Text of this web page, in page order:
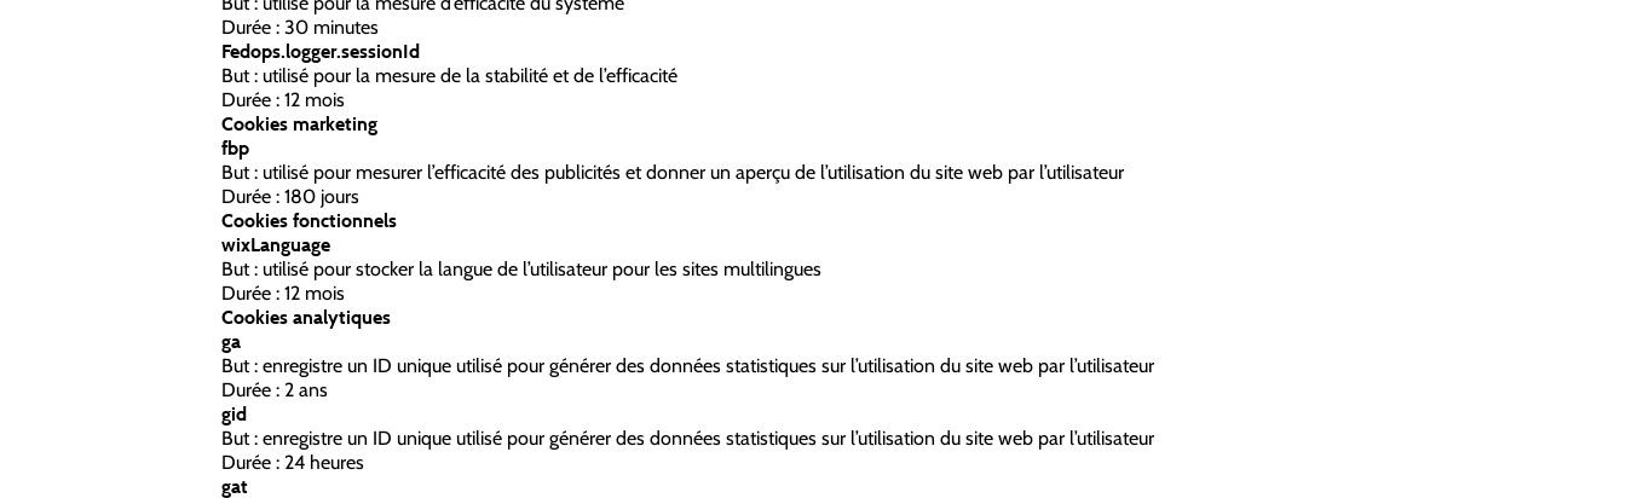
Durée : 30 minutes
Fedops.logger.sessionId
But : utilisé pour la mesure de la stabilité et de l’efficacité
Durée : 12 mois
Cookies marketing
fbp
But : utilisé pour mesurer l’efficacité des publicités et donner un aperçu de l’utilisation du site web par l’utilisateur
Durée : 180 jours
Cookies fonctionnels
wixLanguage
But : utilisé pour stocker la langue de l’utilisateur pour les sites multilingues
Durée : 12 mois
Cookies analytiques
ga
But : enregistre un ID unique utilisé pour générer des données statistiques sur l’utilisation du site web par l’utilisateur
Durée : 2 ans
gid
But : enregistre un ID unique utilisé pour générer des données statistiques sur l’utilisation du site web par l’utilisateur
Durée : 24 heures
gat